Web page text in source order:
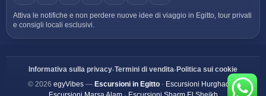
Attiva le notifiche e non perdere nuove idee di viaggio in Egitto, tour privati
e consigli locali esclusivi.
Informativa sulla privacy•Termini di vendita• Politica sui cookie
© 2026 egyVibes — Escursioni in Egitto · Escursioni Hurghada·